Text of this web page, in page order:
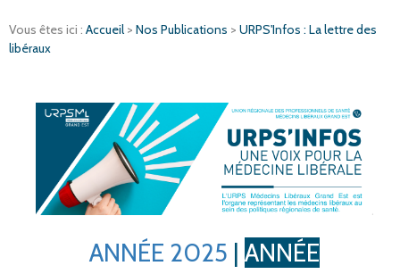
Vous êtes ici : Accueil > Nos Publications > URPS'Infos : La lettre des
libéraux
ANNÉE 2025 | ANNÉE